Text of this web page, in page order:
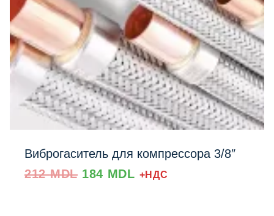
Виброгаситель для компрессора 3/8″
212MDL Prețul
184 MDLPrețul
+НДС